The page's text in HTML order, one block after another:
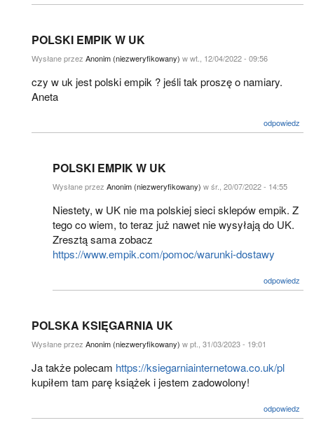
POLSKI EMPIK W UK
Wysłane przez Anonim (niezweryfikowany) w wt., 12/04/2022 - 09:56
czy w uk jest polski empik ? jeśli tak proszę o namiary.
Aneta
odpowiedz
POLSKI EMPIK W UK
Wysłane przez Anonim (niezweryfikowany) w śr., 20/07/2022 - 14:55
Niestety, w UK nie ma polskiej sieci sklepów empik. Z
tego co wiem, to teraz już nawet nie wysyłają do UK.
Zresztą sama zobacz
https://www.empik.com/pomoc/warunki-dostawy
odpowiedz
POLSKA KSIĘGARNIA UK
Wysłane przez Anonim (niezweryfikowany) w pt., 31/03/2023 - 19:01
Ja także polecam https://ksiegarniainternetowa.co.uk/pl
kupiłem tam parę książek i jestem zadowolony!
odpowiedz